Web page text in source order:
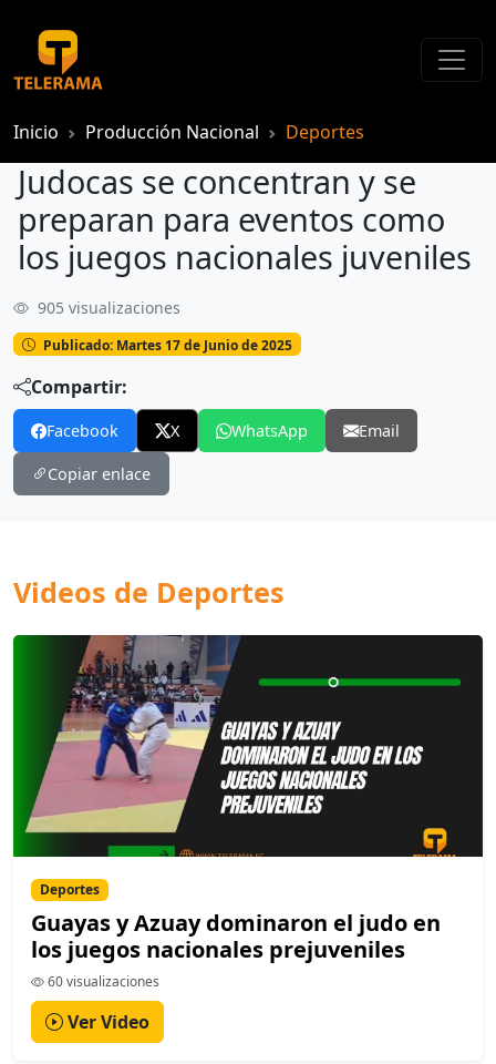
Inicio Producción Nacional Deportes
Judocas se concentran y se
preparan para eventos como
los juegos nacionales juveniles
905 visualizaciones
Publicado: Martes 17 de Junio de 2025
Compartir:
Facebook X WhatsApp Email
Copiar enlace
Videos de Deportes
Deportes
Guayas y Azuay dominaron el judo en
los juegos nacionales prejuveniles
60 visualizaciones
Ver Video